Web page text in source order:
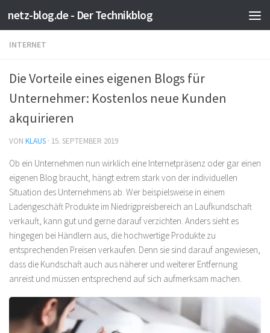
Zum Inhalt springen
netz-blog.de - Der Technikblog
INTERNET
Die Vorteile eines eigenen Blogs für
Unternehmer: Kostenlos neue Kunden
akquirieren
VON KLAUS · 15. SEPTEMBER 2019
Ob ein Unternehmen nun wirklich eine Internetpräsenz oder gar einen
eigenen Blog braucht, hängt extrem stark von der individuellen
Situation des Unternehmens ab. Wer beispielsweise in einem
Ladengeschäft Produkte im Niedrigpreisbereich an Laufkundschaft
verkauft, kann gut und gerne darauf verzichten. Anders sieht es
hingegen bei Händlern aus, die hochwertige Produkte zu
entsprechenden Preisen verkaufen. Denn sie sind darauf angewiesen,
dass die Kundschaft auch aus näherer und weiterer Entfernung
anreist und müssen entsprechend auf sich aufmerksam machen.